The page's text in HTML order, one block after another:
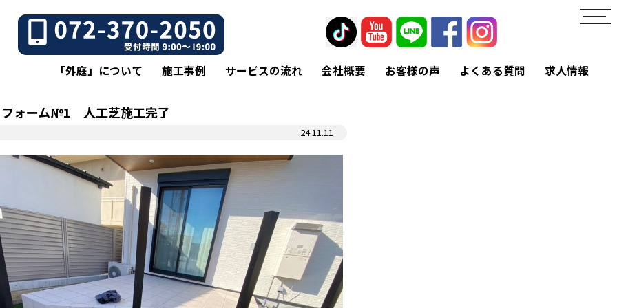
toggle
「外庭」について 施工事例 サービスの流れ 会社概要 お客様の声 よくある質問 求人情報
フォーム№1 人工芝施工完了
24.11.11